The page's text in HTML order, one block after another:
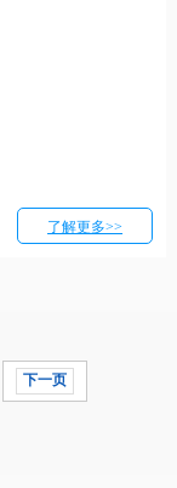
了解更多>>
下一页